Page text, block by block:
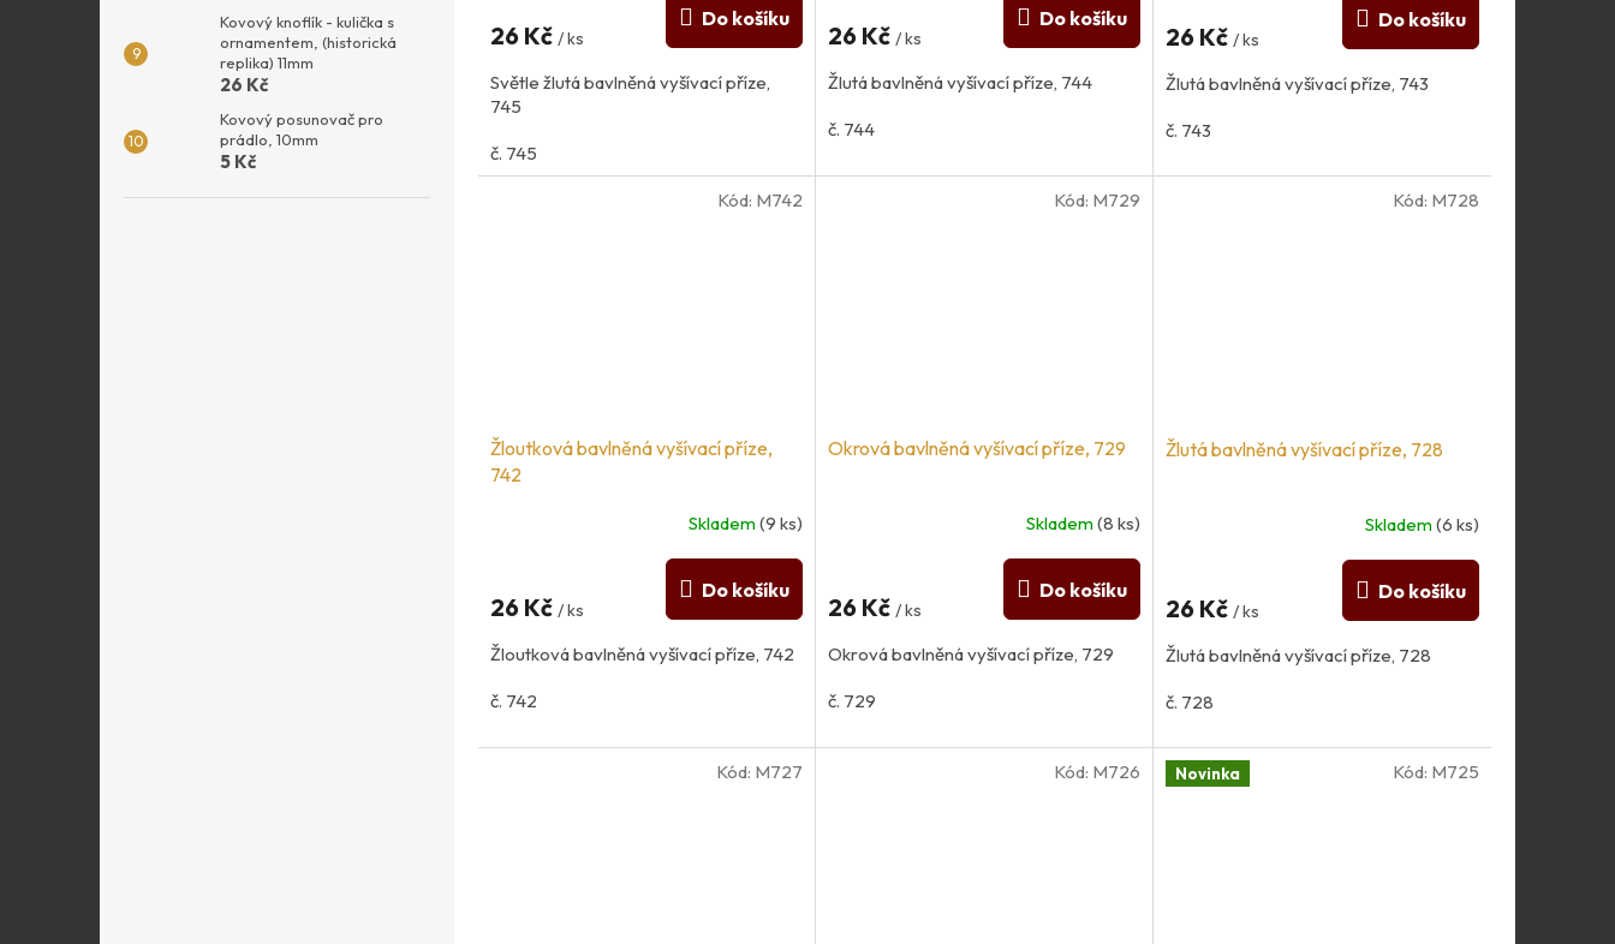
Kovový knoflík - kulička s
ornamentem, (historická
replika) 11mm
26 Kč
Kovový posunovač pro
prádlo, 10mm
5 Kč
26 Kč / ks
Do košíku
Světle žlutá bavlněná vyšívací příze,
745
č. 745
26 Kč / ks
Do košíku
Žlutá bavlněná vyšívací příze, 744
č. 744
26 Kč / ks
Do košíku
Žlutá bavlněná vyšívací příze, 743
č. 743
Žloutková bavlněná vyšívací příze,
742
Skladem(9 ks)
26 Kč / ks
Do košíku
Žloutková bavlněná vyšívací příze, 742
č. 742
Kód: M742
Okrová bavlněná vyšívací příze, 729
Skladem(8 ks)
26 Kč / ks
Do košíku
Okrová bavlněná vyšívací příze, 729
č. 729
Kód: M729
Žlutá bavlněná vyšívací příze, 728
Skladem(6 ks)
26 Kč / ks
Do košíku
Žlutá bavlněná vyšívací příze, 728
č. 728
Kód: M728
Kód: M727 Kód: M726 Novinka Kód: M725